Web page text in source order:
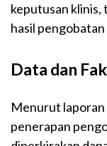
keputusan klinis,
hasil
Data dan
Menurut laporan
penerapan